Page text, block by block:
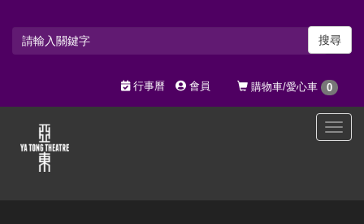
搜尋
購物車/愛心車 0
行事曆 會員
選